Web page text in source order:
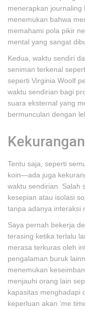
menerapkan journaling
menemukan bahwa
memahami pola pikir
mental yang sangat
Kedua, waktu sendiri
seniman terkenal
seperti Virginia Woolf
waktu sendirian bagi
suara eksternal yang
bermunculan dengan
Tentu saja, seperti
koin—ada juga
waktu sendirian. Salah
kesepian atau isolasi
tanpa adanya interaksi
Saya pernah bekerja
terasing ketika terlalu
merasa terkuras oleh
pengalaman buruk
menemukan
menjauhi orang lain
kapasitas menghadapi
keperluan akan ‘me